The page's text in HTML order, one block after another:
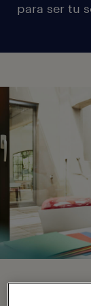
para ser tu
sobre